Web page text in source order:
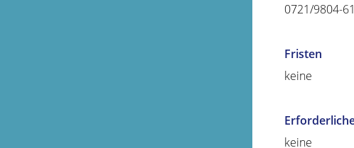
0721/9804-
Fristen
keine
keine